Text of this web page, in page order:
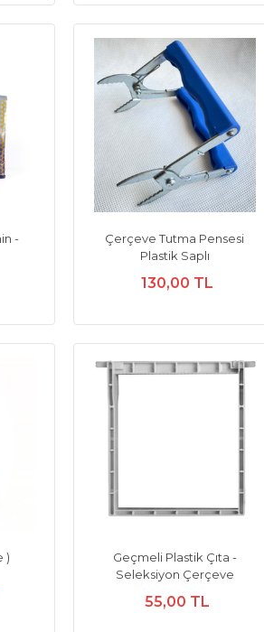
-
Çerçeve Tutma Pensesi
Plastik Saplı
130,00 TL
)
Geçmeli Plastik Çıta -
Seleksiyon Çerçeve
55,00 TL